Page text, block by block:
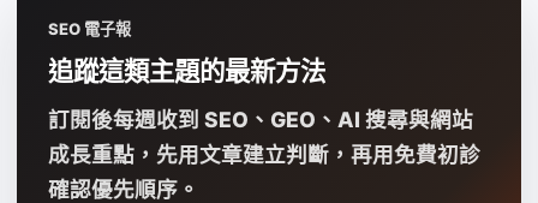
SEO 電子報
追蹤這類主題的最新方法
訂閱後每週收到 SEO、GEO、AI 搜尋與網站
成長重點，先用文章建立判斷，再用免費初診
確認優先順序。